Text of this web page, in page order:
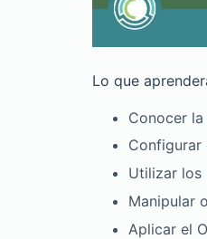
Lo que
Conocer
Configurar
Utilizar los
Manipular
Aplicar el